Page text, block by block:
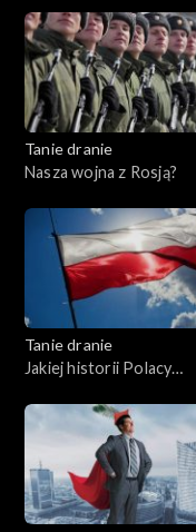
Tanie dranie
Nasza wojna z Rosją?
Tanie dranie
Jakiej historii Polacy